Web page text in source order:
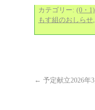
カテゴリー: (0・
もす組のおしらせ
← 予定献立2026年3